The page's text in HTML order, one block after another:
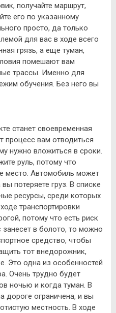
получайте маршрут,
его по указанному
просто, да только
для вас в ходе всего
грязь, а еще туман,
помешают вам
трассы. Именно для
обучения. Без него вы
станет своевременная
процесс вам отводиться
нужно вложиться в сроки.
руль, потому что
место. Автомобиль может
потеряете груз. В списке
ресурсы, среди которых
транспортировки
потому что есть риск
занесет в болото, то можно
средство, чтобы
тот внедорожник,
Это одна из особенностей
Очень трудно будет
ночью и когда туман. В
дороге ограничена, и вы
местность. В ходе